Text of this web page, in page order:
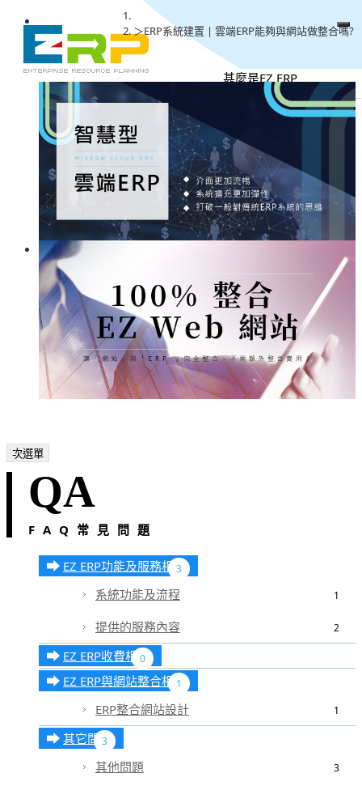
甚麼是EZ ERP
優勢特色
雲端優勢
立即試用
常見問題
聯絡我們
系統模組
操作說明
版本資訊
次選單
QA
FAQ常見問題
EZ ERP功能及服務相關
3
系統功能及流程 1
提供的服務內容 2
EZ ERP收費相關
0
EZ ERP與網站整合相關1
ERP整合網站設計 1
其它問題
3
其他問題 3
ERP系統建置 | 雲端ERP能夠與網站做整合嗎?